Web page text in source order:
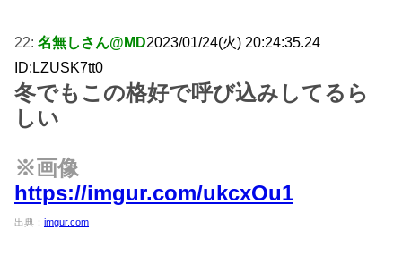
22: 名無しさん@MD2023/01/24(火) 20:24:35.24
ID:LZUSK7tt0
冬でもこの格好で呼び込みしてるら
しい
※画像
https://imgur.com/ukcxOu1
出典： imgur.com